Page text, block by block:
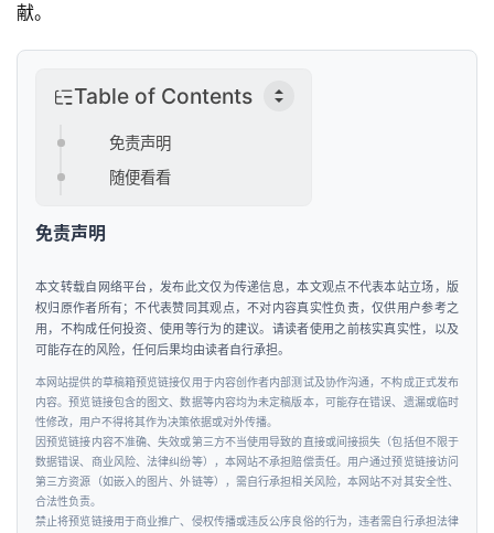
业
察
新
科
技
投
融
资
献。
Table of Contents
免责声明
随便看看
免责声明
本文转载自网络平台，发布此文仅为传递信息，本文观点不代表本站立场，版
权归原作者所有；不代表赞同其观点，不对内容真实性负责，仅供用户参考之
用，不构成任何投资、使用等行为的建议。请读者使用之前核实真实性，以及
可能存在的风险，任何后果均由读者自行承担。
本网站提供的草稿箱预览链接仅用于内容创作者内部测试及协作沟通，不构成正式发布
内容。预览链接包含的图文、数据等内容均为未定稿版本，可能存在错误、遗漏或临时
性修改，用户不得将其作为决策依据或对外传播。
因预览链接内容不准确、失效或第三方不当使用导致的直接或间接损失（包括但不限于
数据错误、商业风险、法律纠纷等），本网站不承担赔偿责任。用户通过预览链接访问
第三方资源（如嵌入的图片、外链等），需自行承担相关风险，本网站不对其安全性、
合法性负责。
禁止将预览链接用于商业推广、侵权传播或违反公序良俗的行为，违者需自行承担法律